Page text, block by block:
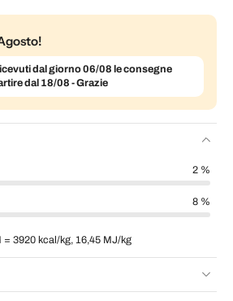
dal giorno 06/08 le consegne
dal 18/08 - Grazie
2 %
8 %
= 3920 kcal/kg, 16,45 MJ/kg